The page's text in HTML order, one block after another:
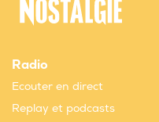
Radio
Ecouter en direct
Replay et podcasts